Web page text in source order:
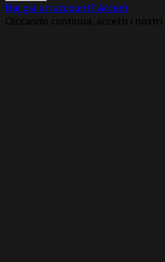
Hai già un account? Accedi
Cliccando continua, accetti i nostri